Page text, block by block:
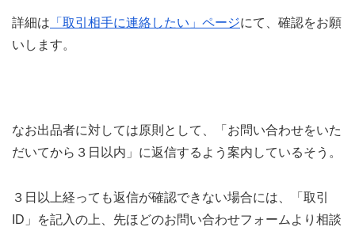
詳細は 「取引相手に連絡したい」ページにて、確認をお願
いします。
なお出品者に対しては原則として、「お問い合わせをいた
だいてから３日以内」に返信するよう案内しているそう。
３日以上経っても返信が確認できない場合には、「取引
ID」を記入の上、先ほどのお問い合わせフォームより相談